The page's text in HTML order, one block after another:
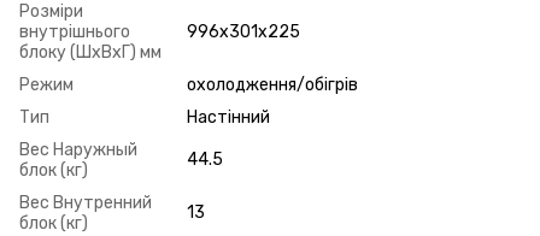
Розміри
внутрішнього
блоку (ШxВxГ) мм
996х301х225
Режим
охолодження/обігрів
Тип
Настінний
Вес Наружный
блок (кг)
44.5
Вес Внутренний
блок (кг)
13